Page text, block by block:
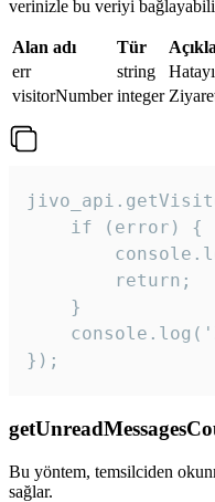
verinizle bu veriyi
Alan adı Tür
err
string
visitorNumber integer
    if (error) {
        return;
    }
});
Bu yöntem, temsilciden
sağlar.